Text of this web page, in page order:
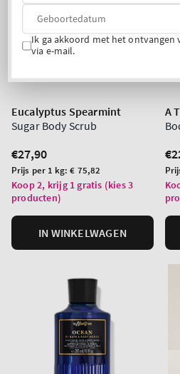
Eucalyptus Spearmint
Sugar Body Scrub
Normale
prijs
€27,90
Prijs
per
eenheid
Prijs per 1 kg:€ 75,82
Koop 2, krijg 1 gratis (kies 3
producten)
IN WINKELWAGEN
A
per
Ik ga akkoord met het ontvangen
via e-mail.